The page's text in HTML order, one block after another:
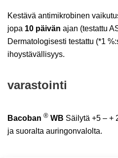
Kestävä antimikrobinen
jopa 10 päivän ajan (testattu
Dermatologisesti testattu (*1
ihoystävällisyys.
varastointi
Bacoban ® WB Säilytä +5 – +
ja suoralta auringonvalolta.